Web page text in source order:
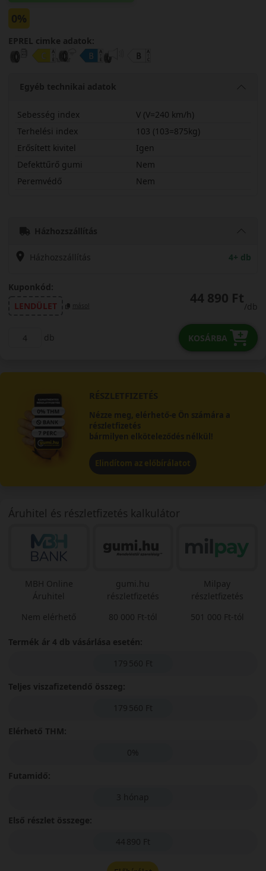
0%
EPREL cimke adatok:
Egyéb technikai adatok
Sebesség index
V (V=240 km/h)
Terhelési index
103 (103=875kg)
Erősített kivitel
Igen
Defekttűrő gumi
Nem
Peremvédő
Nem
Házhozszállítás
Házhozszállítás 4+ db
Kuponkód:
LENDÜLET
másol 44 890 Ft
/db
db KOSÁRBA
RÉSZLETFIZETÉS
Nézze meg, elérhető-e Ön számára a
részletfizetés
bármilyen elköteleződés nélkül!
Elindítom az előbírálatot
Áruhitel és részletfizetés kalkulátor
MBH Online
Áruhitel
Nem elérhető
gumi.hu
részletfizetés
80 000 Ft-tól
Milpay
részletfizetés
501 000 Ft-tól
Termék ár 4 db vásárlása esetén:
179 560 Ft
Teljes viszafizetendő összeg:
179 560 Ft
Elérhető THM:
0%
Futamidő:
3 hónap
Első részlet összege:
44 890 Ft